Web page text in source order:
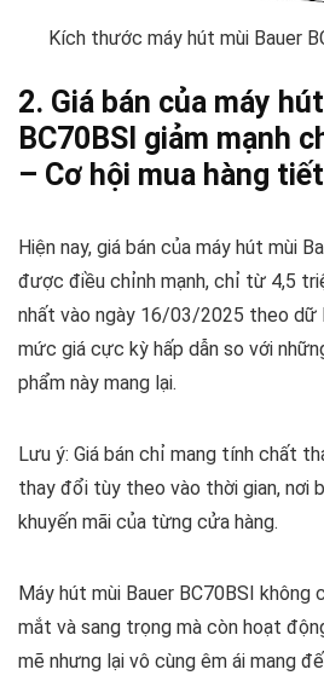
Kích thước máy hút mùi Bauer
2. Giá bán của máy
BC70BSI giảm mạnh
– Cơ hội mua hàng
Hiện nay, giá bán của máy hút mùi
được điều chỉnh mạnh, chỉ từ 4,5
nhất vào ngày 16/03/2025 theo dữ
mức giá cực kỳ hấp dẫn so với
phẩm này mang lại.
Lưu ý: Giá bán chỉ mang tính chất
thay đổi tùy theo vào thời gian, nơi
khuyến mãi của từng cửa hàng.
Máy hút mùi Bauer BC70BSI
mắt và sang trọng mà còn hoạt
mẽ nhưng lại vô cùng êm ái mang